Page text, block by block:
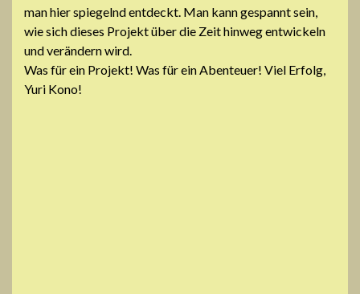
man hier spiegelnd entdeckt. Man kann gespannt sein,
wie sich dieses Projekt über die Zeit hinweg entwickeln
und verändern wird.
Was für ein Projekt! Was für ein Abenteuer! Viel Erfolg,
Yuri Kono!